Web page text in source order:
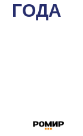
ГОДА